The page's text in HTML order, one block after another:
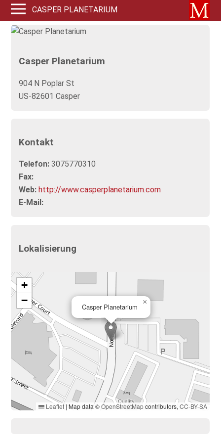
CASPER PLANETARIUM
Casper Planetarium
904 N Poplar St
US-82601 Casper
Kontakt
Telefon: 3075770310
Fax:
Web: http://www.casperplanetarium.com
E-Mail:
Lokalisierung
Casper Planetarium
×
+
−
Leaflet | Map data ©OpenStreetMapcontributors,CC-BY-SA